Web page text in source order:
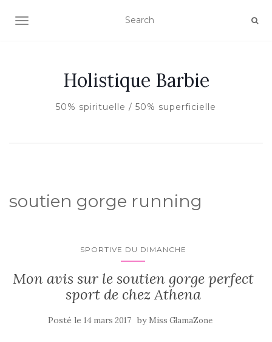
AFFICHER/MASQUER LA NAVIGATION
Holistique Barbie
50% spirituelle / 50% superficielle
soutien gorge running
SPORTIVE DU DIMANCHE
Mon avis sur le soutien gorge perfect
sport de chez Athena
Posté le 14 mars 2017 by Miss GlamaZone